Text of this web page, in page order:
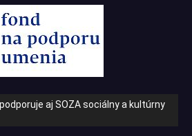
aj SOZA sociálny a kultúrny